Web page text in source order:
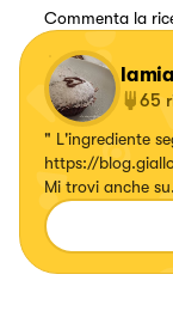
Commenta la
65
" L'ingrediente segreto è l'
https://
Mi trovi anche su...
https://